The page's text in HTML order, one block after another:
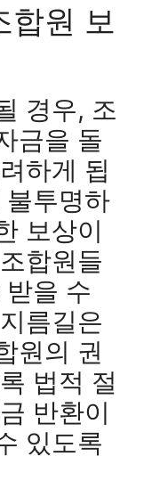
합원 보
경우, 조
금을 돌
하게 됩
불투명하
보상이
합원들
을 수
름길은
원의 권
법적 절
반환이
있도록